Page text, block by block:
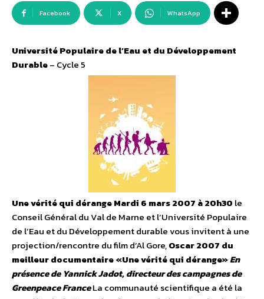
Facebook X WhatsApp
Université Populaire de l’Eau et du Développement
Durable– Cycle 5
Une vérité qui dérangeMardi 6 mars 2007 à 20h30 le
Conseil Général du Val de Marne et l’Université Populaire
de l’Eau et du Développement durable vous invitent à une
projection/rencontre du film d’Al Gore,Oscar 2007 du
meilleur documentaire «Une vérité qui dérange»En
présence de Yannick Jadot, directeur des campagnes de
Greenpeace FranceLa communauté scientifique a été la